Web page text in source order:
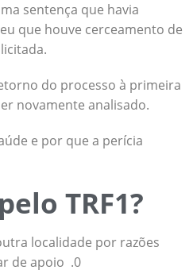
sentença que havia
que houve cerceamento de
do processo à primeira
novamente analisado.
e por que a perícia
TRF1?
localidade por razões
de apoio .0